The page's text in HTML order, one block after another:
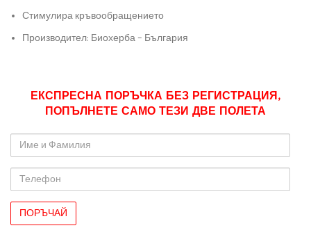
Стимулира кръвообращението
Производител: Биохерба – България
ЕКСПРЕСНА ПОРЪЧКА БЕЗ РЕГИСТРАЦИЯ,
ПОПЪЛНЕТЕ САМО ТЕЗИ ДВЕ ПОЛЕТА
Име
и
Фамилия
Телефон